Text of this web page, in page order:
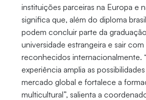
instituições parceiras na Europa e
significa que, além do diploma
podem concluir parte da
universidade estrangeira e sair
reconhecidos internacionalmente.
experiência amplia as
mercado global e fortalece a
multicultural”, salienta a